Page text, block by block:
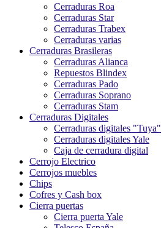
Cerraduras Roa
Cerraduras Star
Cerraduras Trabex
Cerraduras varias
Cerraduras Brasileras
Cerraduras Alianca
Repuestos Blindex
Cerraduras Pado
Cerraduras Soprano
Cerraduras Stam
Cerraduras Digitales
Cerraduras digitales "Tuya"
Cerraduras digitales Yale
Caja de cerradura digital
Cerrojo Electrico
Cerrojos muebles
Chips
Cofres y Cash box
Cierra puertas
Cierra puerta Yale